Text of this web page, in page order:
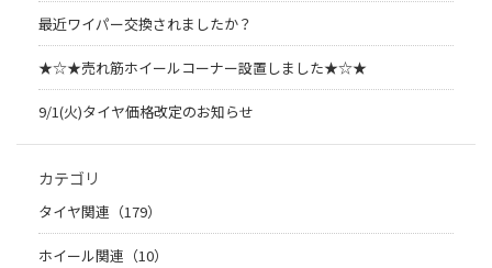
最近ワイパー交換されましたか？
★☆★売れ筋ホイールコーナー設置しました★☆★
9/1(火)タイヤ価格改定のお知らせ
カテゴリ
タイヤ関連（179）
ホイール関連（10）